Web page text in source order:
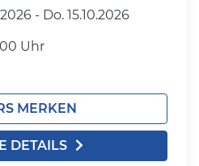
- Do. 15.10.2026
Uhr
MERKEN
DETAILS